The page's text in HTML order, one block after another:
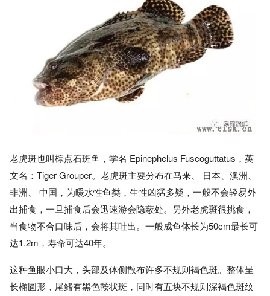
老虎斑也叫棕点石斑鱼，学名 Epinephelus Fuscoguttatus，英
文名：Tiger Grouper。老虎斑主要分布在马来、 日本、澳洲、
非洲、 中国，为暖水性鱼类，生性凶猛多疑，一般不会轻易外
出捕食，一旦捕食后会迅速游会隐蔽处。另外老虎斑很挑食，
当食物不合口味后，会将其吐出。一般成鱼体长为50cm最长可
达1.2m，寿命可达40年。
这种鱼眼小口大，头部及体侧散布许多不规则褐色斑。整体呈
长椭圆形，尾鳍有黑色鞍状斑，同时有五块不规则深褐色斑纹